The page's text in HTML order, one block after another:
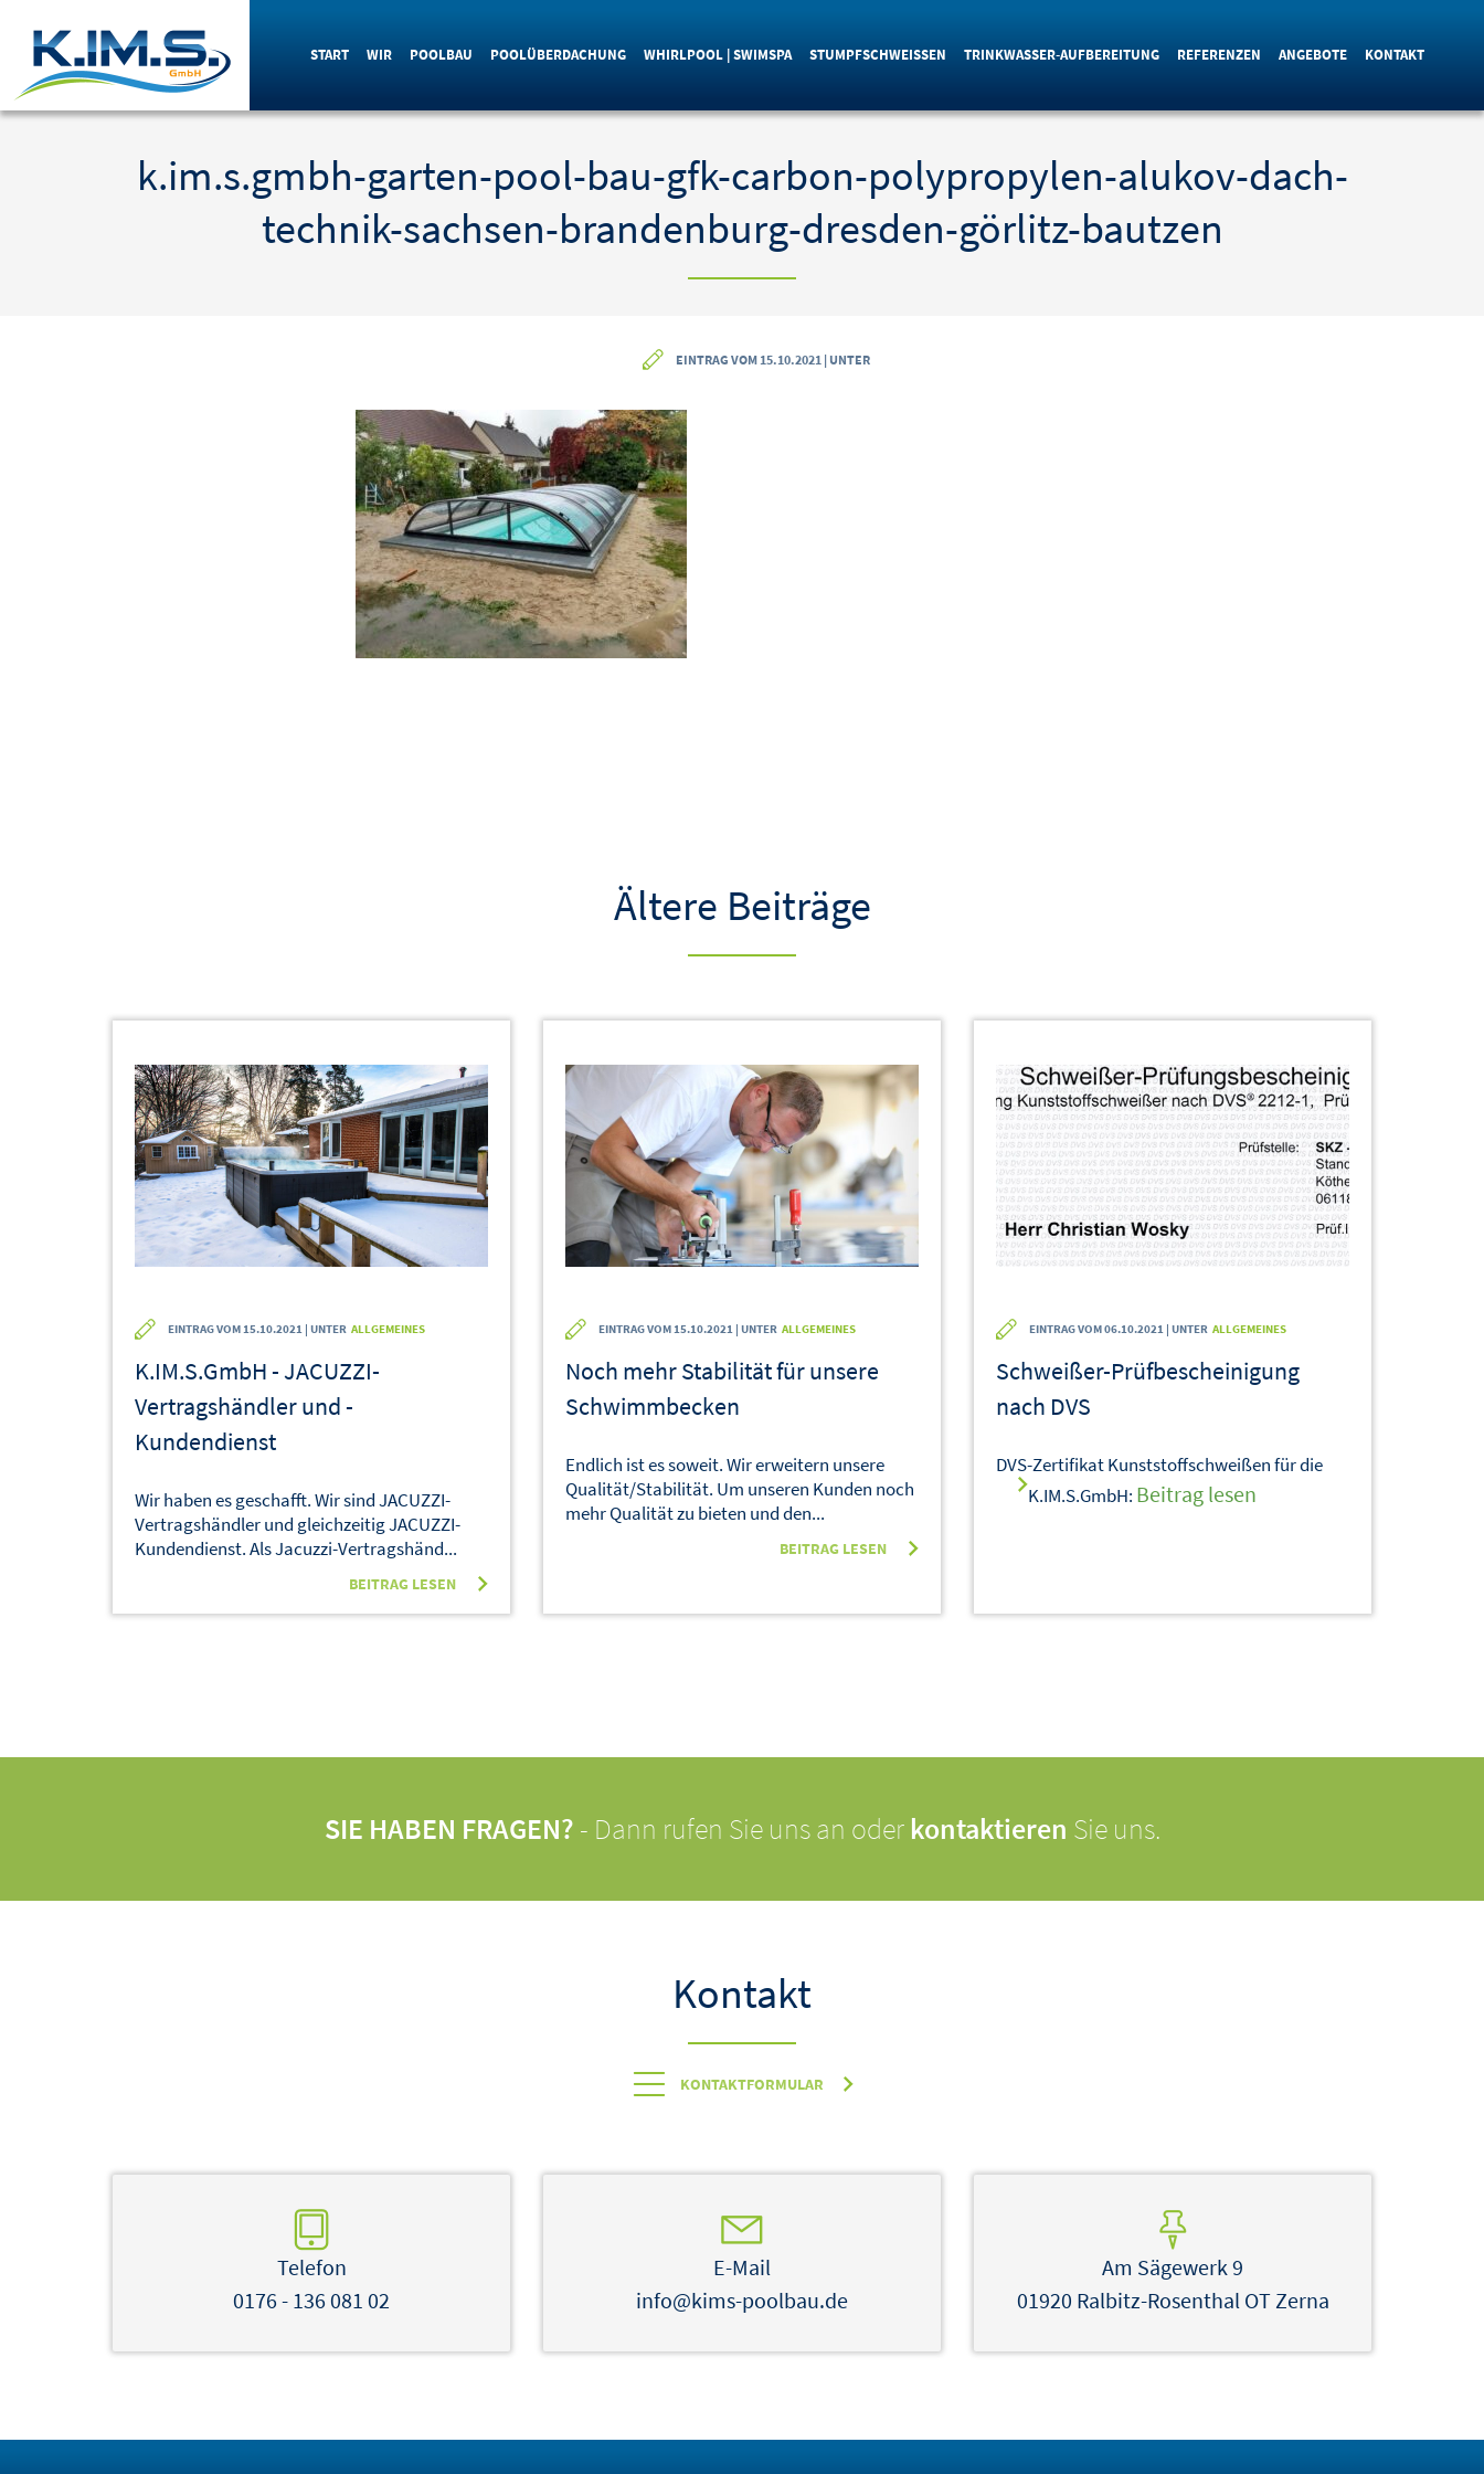
START WIR POOLBAU POOLÜBERDACHUNG WHIRLPOOL | SWIMSPA STUMPFSCHWEISSEN TRINKWASSER-AUFBEREITUNG REFERENZEN ANGEBOTE KONTAKT
k.im.s.gmbh-garten-pool-bau-gfk-carbon-polypropylen-alukov-dach-
technik-sachsen-brandenburg-dresden-görlitz-bautzen
EINTRAG VOM 15.10.2021 | UNTER
Ältere Beiträge
EINTRAG VOM 15.10.2021 | UNTER ALLGEMEINES
K.IM.S.GmbH - JACUZZI-
Vertragshändler und -
Kundendienst
Wir haben es geschafft. Wir sind JACUZZI-
Vertragshändler und gleichzeitig JACUZZI-
Kundendienst. Als Jacuzzi-Vertragshänd...
BEITRAG LESEN
EINTRAG VOM 15.10.2021 | UNTER ALLGEMEINES
Noch mehr Stabilität für unsere
Schwimmbecken
Endlich ist es soweit. Wir erweitern unsere
Qualität/Stabilität. Um unseren Kunden noch
mehr Qualität zu bieten und den...
BEITRAG LESEN
EINTRAG VOM 06.10.2021 | UNTER ALLGEMEINES
Schweißer-Prüfbescheinigung
nach DVS
DVS-Zertifikat Kunststoffschweißen für die
K.IM.S.GmbH: Beitrag lesen
SIE HABEN FRAGEN? - Dann rufen Sie uns an oder kontaktieren Sie uns.
Kontakt
KONTAKTFORMULAR
Telefon
0176 - 136 081 02
E-Mail
info@kims-poolbau.de
Am Sägewerk 9
01920 Ralbitz-Rosenthal OT Zerna